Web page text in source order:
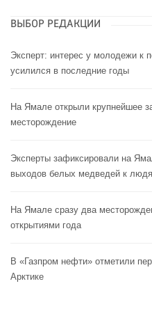
ВЫБОР РЕДАКЦИИ
Эксперт: интерес у молодежи к
усилился в последние годы
На Ямале открыли крупнейшее
месторождение
Эксперты зафиксировали на
выходов белых медведей к
На Ямале сразу два
открытиями года
В «Газпром нефти» отметили
Арктике